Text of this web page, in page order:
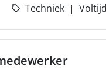
Techniek